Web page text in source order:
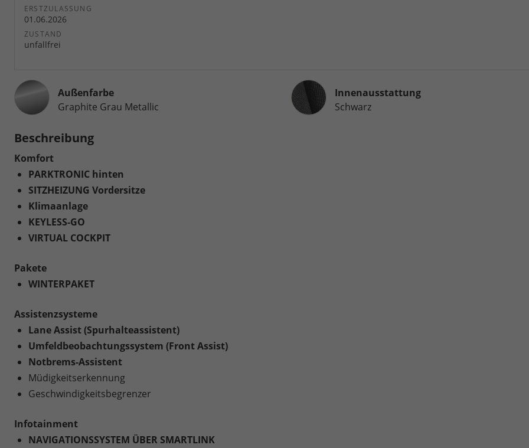
ERSTZULASSUNG
01.06.2026
ZUSTAND
unfallfrei
Außenfarbe
Graphite Grau Metallic
InnenausstattungInnenausstattung
Schwarz
Beschreibung
Komfort
PARKTRONIC hinten
SITZHEIZUNG Vordersitze
Klimaanlage
KEYLESS-GO
VIRTUAL COCKPIT
Pakete
WINTERPAKET
Assistenzsysteme
Lane Assist (Spurhalteassistent)
Umfeldbeobachtungssystem (Front Assist)
Notbrems-Assistent
Müdigkeitserkennung
Geschwindigkeitsbegrenzer
Infotainment
NAVIGATIONSSYSTEM ÜBER SMARTLINK